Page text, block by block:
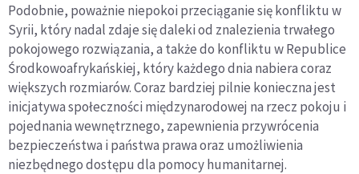
Podobnie, poważnie niepokoi przeciąganie się konfliktu w
Syrii, który nadal zdaje się daleki od znalezienia trwałego
pokojowego rozwiązania, a także do konfliktu w Republice
Środkowoafrykańskiej, który każdego dnia nabiera coraz
większych rozmiarów. Coraz bardziej pilnie konieczna jest
inicjatywa społeczności międzynarodowej na rzecz pokoju i
pojednania wewnętrznego, zapewnienia przywrócenia
bezpieczeństwa i państwa prawa oraz umożliwienia
niezbędnego dostępu dla pomocy humanitarnej.